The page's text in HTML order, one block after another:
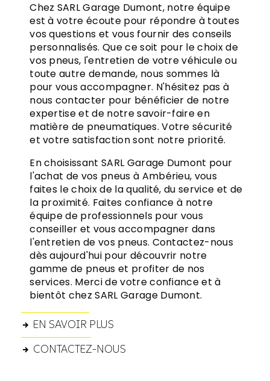
Chez SARL Garage Dumont, notre équipe
est à votre écoute pour répondre à toutes
vos questions et vous fournir des conseils
personnalisés. Que ce soit pour le choix de
vos pneus, l'entretien de votre véhicule ou
toute autre demande, nous sommes là
pour vous accompagner. N'hésitez pas à
nous contacter pour bénéficier de notre
expertise et de notre savoir-faire en
matière de pneumatiques. Votre sécurité
et votre satisfaction sont notre priorité.
En choisissant SARL Garage Dumont pour
l'achat de vos pneus à Ambérieu, vous
faites le choix de la qualité, du service et de
la proximité. Faites confiance à notre
équipe de professionnels pour vous
conseiller et vous accompagner dans
l'entretien de vos pneus. Contactez-nous
dès aujourd'hui pour découvrir notre
gamme de pneus et profiter de nos
services. Merci de votre confiance et à
bientôt chez SARL Garage Dumont.
EN SAVOIR PLUS
CONTACTEZ-NOUS